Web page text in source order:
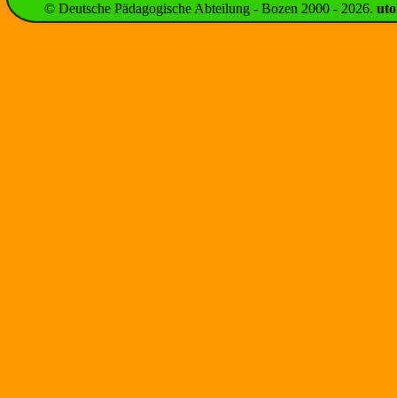
© Deutsche Pädagogische Abteilung - Bozen 2000 - 2026.